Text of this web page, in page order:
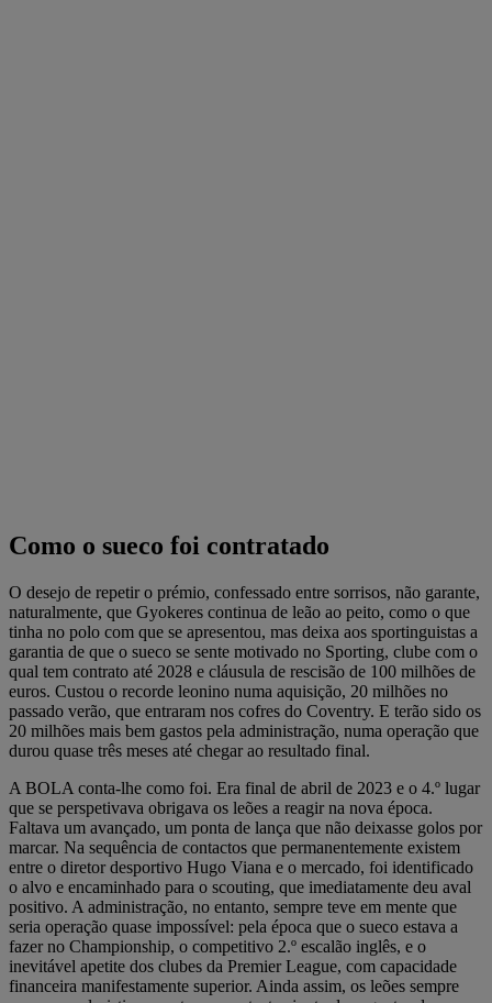
Como o sueco foi contratado
O desejo de repetir o prémio, confessado entre sorrisos, não garante,
naturalmente, que Gyokeres continua de leão ao peito, como o que
tinha no polo com que se apresentou, mas deixa aos sportinguistas a
garantia de que o sueco se sente motivado no Sporting, clube com o
qual tem contrato até 2028 e cláusula de rescisão de 100 milhões de
euros. Custou o recorde leonino numa aquisição, 20 milhões no
passado verão, que entraram nos cofres do Coventry. E terão sido os
20 milhões mais bem gastos pela administração, numa operação que
durou quase três meses até chegar ao resultado final.
A BOLA conta-lhe como foi. Era final de abril de 2023 e o 4.º lugar
que se perspetivava obrigava os leões a reagir na nova época.
Faltava um avançado, um ponta de lança que não deixasse golos por
marcar. Na sequência de contactos que permanentemente existem
entre o diretor desportivo Hugo Viana e o mercado, foi identificado
o alvo e encaminhado para o scouting, que imediatamente deu aval
positivo. A administração, no entanto, sempre teve em mente que
seria operação quase impossível: pela época que o sueco estava a
fazer no Championship, o competitivo 2.º escalão inglês, e o
inevitável apetite dos clubes da Premier League, com capacidade
financeira manifestamente superior. Ainda assim, os leões sempre